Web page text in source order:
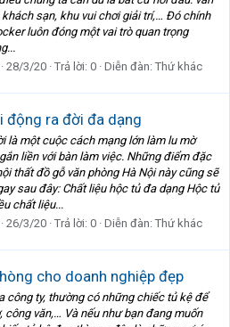
sạn, khu vui chơi giải trí,… Đó chính
luôn đóng một vai trò quan trọng
28/3/20 Trả lời: 0 Diễn đàn: Thứ khác
động ra đời đa dạng
là một cuộc cách mạng lớn làm lu mờ
liền với bàn làm việc. Những điểm đặc
thất đồ gỗ văn phòng Hà Nội này cũng sẽ
sau đây: Chất liệu hộc tủ đa dạng Hộc tủ
chất liệu...
26/3/20 Trả lời: 0 Diễn đàn: Thứ khác
cho doanh nghiệp đẹp
công ty, thường có những chiếc tủ kệ để
văn,… Và nếu như bạn đang muốn